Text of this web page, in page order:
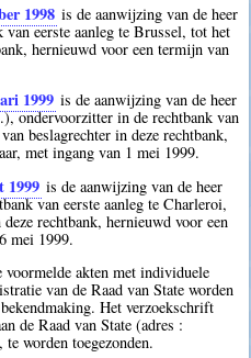
1998 is de aanwijzing van de heer
eerste aanleg te Brussel, tot het
hernieuwd voor een termijn van
1999 is de aanwijzing van de heer
ondervoorzitter in de rechtbank van
beslagrechter in deze rechtbank,
met ingang van 1 mei 1999.
1999 is de aanwijzing van de heer
van eerste aanleg te Charleroi,
rechtbank, hernieuwd voor een
mei 1999.
akten met individuele
van de Raad van State worden
Het verzoekschrift
de Raad van State (adres :
worden toegezonden.